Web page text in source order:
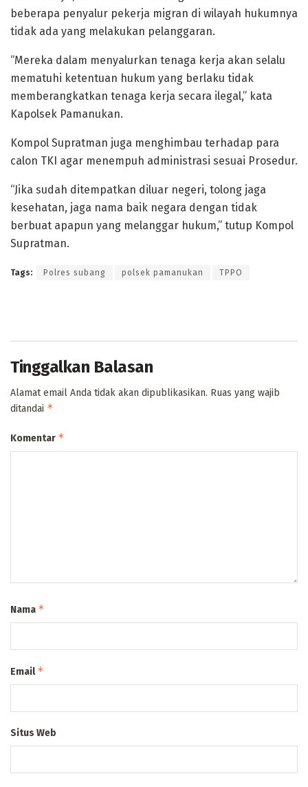
beberapa penyalur pekerja migran di wilayah hukumnya
tidak ada yang melakukan pelanggaran.
“Mereka dalam menyalurkan tenaga kerja akan selalu
mematuhi ketentuan hukum yang berlaku tidak
memberangkatkan tenaga kerja secara ilegal,” kata
Kapolsek Pamanukan.
Kompol Supratman juga menghimbau terhadap para
calon TKI agar menempuh administrasi sesuai Prosedur.
“Jika sudah ditempatkan diluar negeri, tolong jaga
kesehatan, jaga nama baik negara dengan tidak
berbuat apapun yang melanggar hukum,” tutup Kompol
Supratman.
Tags: Polres subang polsek pamanukan TPPO
Tinggalkan Balasan
Alamat email Anda tidak akan dipublikasikan. Ruas yang wajib
ditandai *
Komentar *
Nama *
Email*
Situs Web